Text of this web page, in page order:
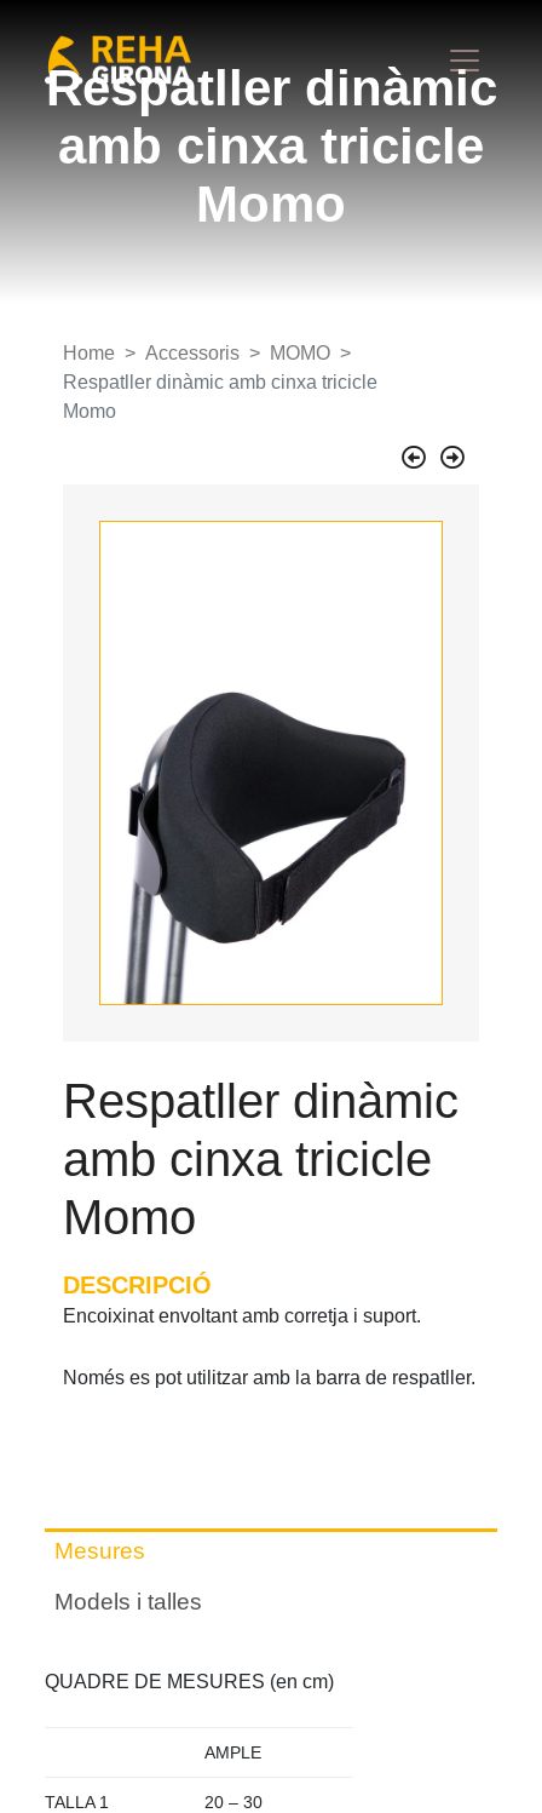
Respatller dinàmic
amb cinxa tricicle
Momo
Home Accessoris
MOMO
Respatller dinàmic amb cinxa tricicle
Momo
Respatller dinàmic
amb cinxa tricicle
Momo
DESCRIPCIÓ
Encoixinat envoltant amb corretja i suport.
Només es pot utilitzar amb la barra de respatller.
Mesures
Models i talles
QUADRE DE MESURES (en cm)
AMPLE
TALLA 1 20 – 30